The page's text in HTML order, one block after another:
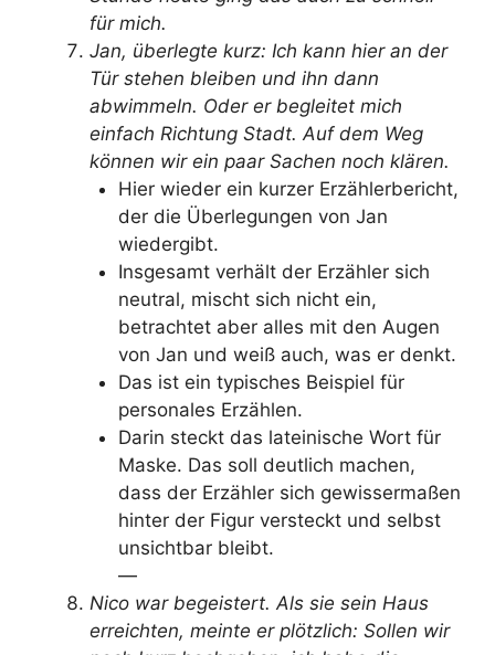
für mich.
Jan, überlegte kurz: Ich kann hier an der
Tür stehen bleiben und ihn dann
abwimmeln. Oder er begleitet mich
einfach Richtung Stadt. Auf dem Weg
können wir ein paar Sachen noch klären.
Hier wieder ein kurzer Erzählerbericht,
der die Überlegungen von Jan
wiedergibt.
Insgesamt verhält der Erzähler sich
neutral, mischt sich nicht ein,
betrachtet aber alles mit den Augen
von Jan und weiß auch, was er denkt.
Das ist ein typisches Beispiel für
personales Erzählen.
Darin steckt das lateinische Wort für
Maske. Das soll deutlich machen,
dass der Erzähler sich gewissermaßen
hinter der Figur versteckt und selbst
unsichtbar bleibt.
—
Nico war begeistert. Als sie sein Haus
erreichten, meinte er plötzlich: Sollen wir